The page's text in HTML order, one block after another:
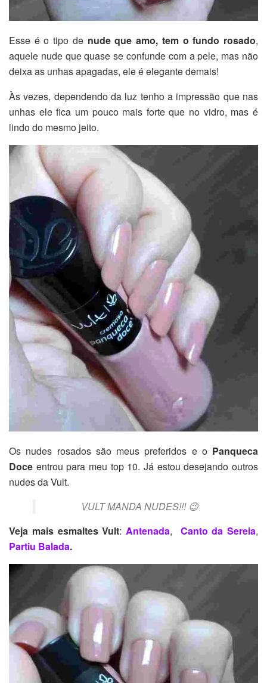
Esse é o tipo de nude que amo, tem o fundo rosado,
aquele nude que quase se confunde com a pele, mas não
deixa as unhas apagadas, ele é elegante demais!
Às vezes, dependendo da luz tenho a impressão que nas
unhas ele fica um pouco mais forte que no vidro, mas é
lindo do mesmo jeito.
Os nudes rosados são meus preferidos e o Panqueca
Doce entrou para meu top 10. Já estou desejando outros
nudes da Vult.
VULT MANDA NUDES!!! 😉
Veja mais esmaltes Vult: Antenada, Canto da Sereia,
Partiu Balada.